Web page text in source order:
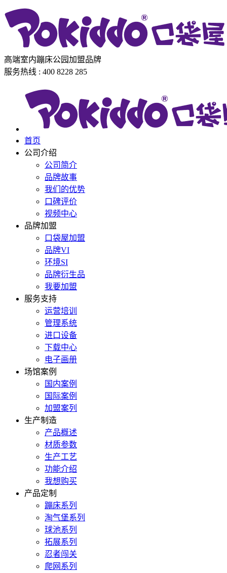
高端室内蹦床公园加盟品牌
服务热线 : 400 8228 285
首页
公司介绍
公司简介
品牌故事
我们的优势
口碑评价
视频中心
品牌加盟
口袋屋加盟
品牌VI
环境SI
品牌衍生品
我要加盟
服务支持
运营培训
管理系统
进口设备
下载中心
电子画册
场馆案例
国内案例
国际案例
加盟案列
生产制造
产品概述
材质参数
生产工艺
功能介绍
我想购买
产品定制
蹦床系列
淘气堡系列
球池系列
拓展系列
忍者闯关
爬网系列